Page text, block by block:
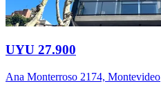
UYU 27.900
Ana Monterroso 2174, Montevideo